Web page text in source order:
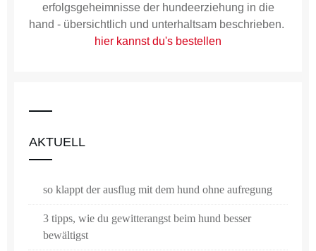
erfolgsgeheimnisse der hundeerziehung in die
hand - übersichtlich und unterhaltsam beschrieben.
hier kannst du's bestellen
AKTUELL
so klappt der ausflug mit dem hund ohne aufregung
3 tipps, wie du gewitterangst beim hund besser
bewältigst